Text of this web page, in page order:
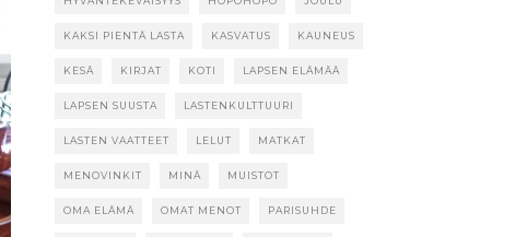
KAKSI PIENTÄ LASTA KASVATUS KAUNEUS
KESÄ KIRJAT KOTI LAPSEN ELÄMÄÄ
LAPSEN SUUSTA LASTENKULTTUURI
LASTEN VAATTEET LELUT MATKAT
MENOVINKIT MINÄ MUISTOT
OMA ELÄMÄ OMAT MENOT PARISUHDE